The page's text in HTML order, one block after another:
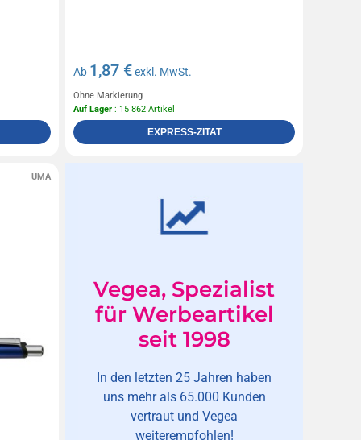
Ab 1,87 €exkl. MwSt.
Ohne Markierung
Auf Lager : 15 862 Artikel
EXPRESS-ZITAT
UMA
Vegea, Spezialist
für Werbeartikel
seit 1998
In den letzten 25 Jahren haben
uns mehr als 65.000 Kunden
vertraut und Vegea
weiterempfohlen!